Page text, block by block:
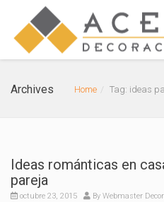
Archives Home Tag: ideas
Ideas románticas en
pareja
octubre 23, 2015 By Webmaster